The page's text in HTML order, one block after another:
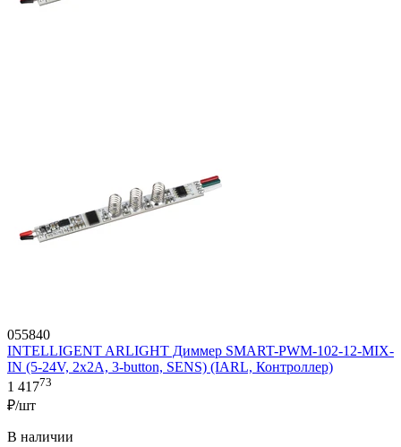
055840
INTELLIGENT ARLIGHT Диммер SMART-PWM-102-12-MIX-
IN (5-24V, 2x2A, 3-button, SENS) (IARL, Контроллер)
1 41773
₽/шт
В наличии